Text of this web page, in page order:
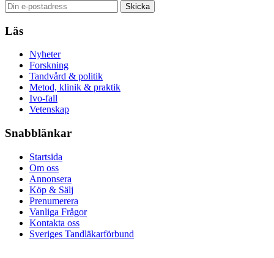
Läs
Nyheter
Forskning
Tandvård & politik
Metod, klinik & praktik
Ivo-fall
Vetenskap
Snabblänkar
Startsida
Om oss
Annonsera
Köp & Sälj
Prenumerera
Vanliga Frågor
Kontakta oss
Sveriges Tandläkarförbund